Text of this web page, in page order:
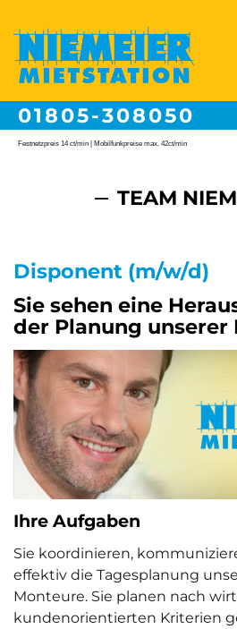
01805-308050
Festnetzpreis 14 ct/min | Mobilfunkpreise max. 42ct/min
TEAM
Disponent (m/w/d)
Sie sehen eine
der Planung unserer
Ihre Aufgaben
Sie koordinieren,
effektiv die Tagesplanung
Monteure. Sie planen nach
kundenorientierten Kriterien